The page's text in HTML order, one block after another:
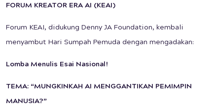
FORUM KREATOR ERA AI (KEAI)
Forum KEAI, didukung Denny JA Foundation, kembali
menyambut Hari Sumpah Pemuda dengan mengadakan:
Lomba Menulis Esai Nasional!
TEMA: “MUNGKINKAH AI MENGGANTIKAN PEMIMPIN
MANUSIA?”